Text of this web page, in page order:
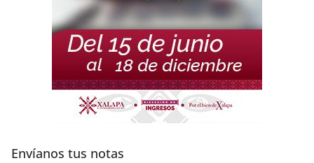
Envíanos tus notas